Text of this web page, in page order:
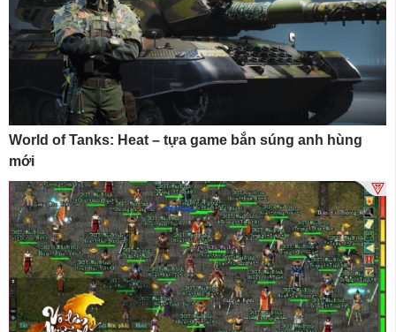
World of Tanks: Heat – tựa game bắn súng anh hùng
mới